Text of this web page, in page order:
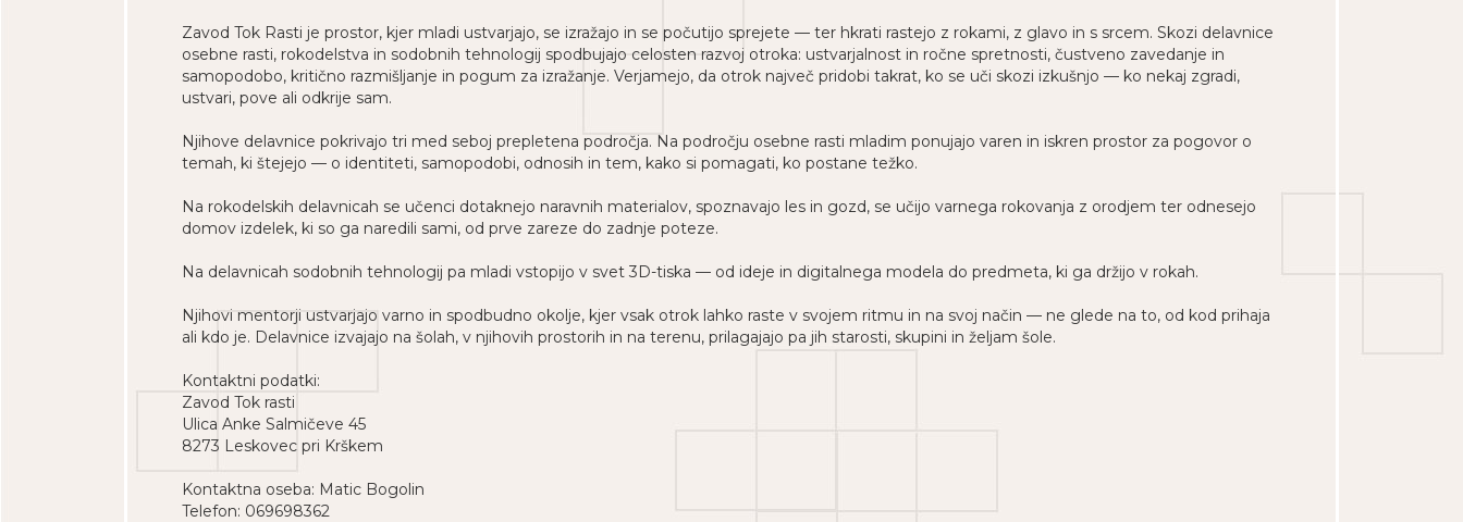
Zavod Tok Rasti je prostor, kjer mladi ustvarjajo, se izražajo in se počutijo sprejete — ter hkrati rastejo z rokami, z glavo in s srcem. Skozi delavnice
osebne rasti, rokodelstva in sodobnih tehnologij spodbujajo celosten razvoj otroka: ustvarjalnost in ročne spretnosti, čustveno zavedanje in
samopodobo, kritično razmišljanje in pogum za izražanje. Verjamejo, da otrok največ pridobi takrat, ko se uči skozi izkušnjo — ko nekaj zgradi,
ustvari, pove ali odkrije sam.
Njihove delavnice pokrivajo tri med seboj prepletena področja. Na področju osebne rasti mladim ponujajo varen in iskren prostor za pogovor o
temah, ki štejejo — o identiteti, samopodobi, odnosih in tem, kako si pomagati, ko postane težko.
Na rokodelskih delavnicah se učenci dotaknejo naravnih materialov, spoznavajo les in gozd, se učijo varnega rokovanja z orodjem ter odnesejo
domov izdelek, ki so ga naredili sami, od prve zareze do zadnje poteze.
Na delavnicah sodobnih tehnologij pa mladi vstopijo v svet 3D-tiska — od ideje in digitalnega modela do predmeta, ki ga držijo v rokah.
Njihovi mentorji ustvarjajo varno in spodbudno okolje, kjer vsak otrok lahko raste v svojem ritmu in na svoj način — ne glede na to, od kod prihaja
ali kdo je. Delavnice izvajajo na šolah, v njihovih prostorih in na terenu, prilagajajo pa jih starosti, skupini in željam šole.
Kontaktni podatki:
Zavod Tok rasti
Ulica Anke Salmičeve 45
8273 Leskovec pri Krškem
Kontaktna oseba: Matic Bogolin
Telefon: 069698362